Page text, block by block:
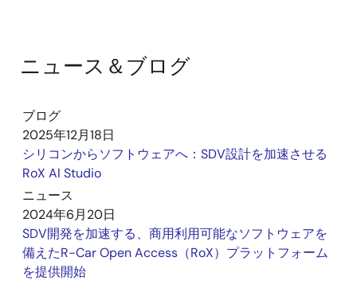
ニュース＆ブログ
ブログ
2025年12月18日
シリコンからソフトウェアへ：SDV設計を加速させる
RoX AI Studio
ニュース
2024年6月20日
SDV開発を加速する、商用利用可能なソフトウェアを
備えたR-Car Open Access（RoX）プラットフォーム
を提供開始